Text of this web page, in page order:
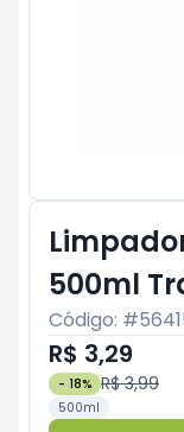
500ml
Código: #
R$ 3,29
- 18% R$ 3,99
500ml